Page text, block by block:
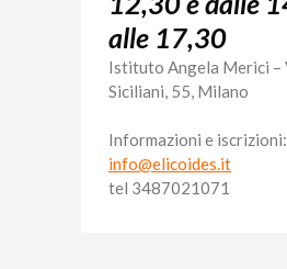
alle 17,30
Istituto Angela Merici –
Siciliani, 55, Milano
Informazioni e iscrizioni:
info@elicoides.it
tel 3487021071